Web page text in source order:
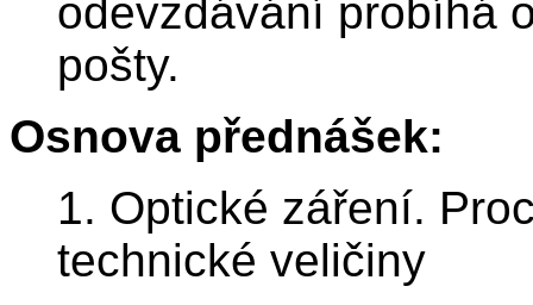
odevzdávání probíhá
pošty.
Osnova přednášek:
1. Optické záření.
technické veličiny